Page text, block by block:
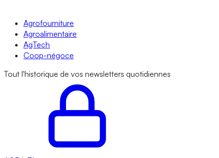
Agrofourniture
Agroalimentaire
AgTech
Coop-négoce
Tout l'historique de vos newsletters quotidiennes